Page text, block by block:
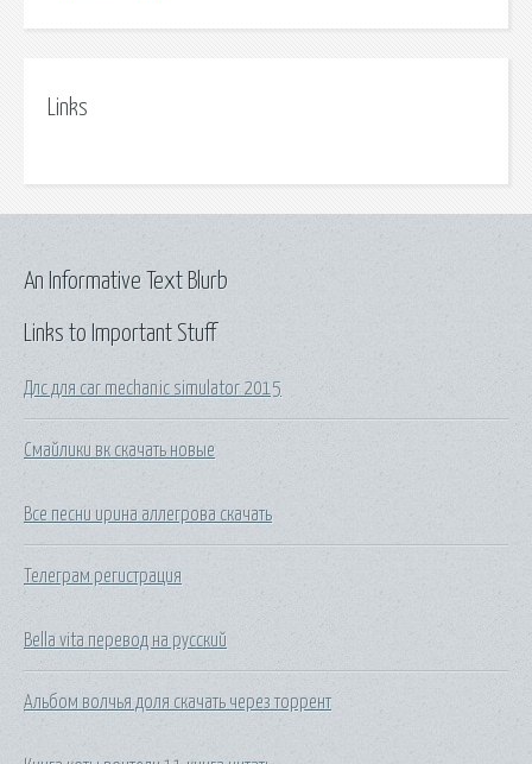
Links
Links to Important Stuff
Длс для car mechanic simulator 2015
Смайлики вк скачать новые
Все песни ирина аллегрова скачать
Телеграм регистрация
Bella vita перевод на русский
Альбом волчья доля скачать через торрент
An Informative Text Blurb